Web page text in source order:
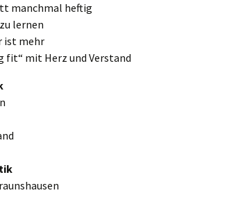
manchmal heftig
lernen
ist mehr
fit“ mit Herz und Verstand